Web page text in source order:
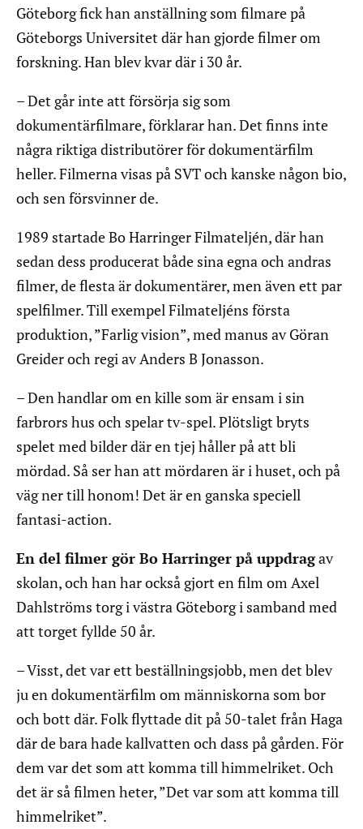
Göteborg fick han anställning som filmare på
Göteborgs Universitet där han gjorde filmer om
forskning. Han blev kvar där i 30 år.
– Det går inte att försörja sig som
dokumentärfilmare, förklarar han. Det finns inte
några riktiga distributörer för dokumentärfilm
heller. Filmerna visas på SVT och kanske någon bio,
och sen försvinner de.
1989 startade Bo Harringer Filmateljén, där han
sedan dess producerat både sina egna och andras
filmer, de flesta är dokumentärer, men även ett par
spelfilmer. Till exempel Filmateljéns första
produktion, ”Farlig vision”, med manus av Göran
Greider och regi av Anders B Jonasson.
– Den handlar om en kille som är ensam i sin
farbrors hus och spelar tv-spel. Plötsligt bryts
spelet med bilder där en tjej håller på att bli
mördad. Så ser han att mördaren är i huset, och på
väg ner till honom! Det är en ganska speciell
fantasi-action.
En del filmer gör Bo Harringer på uppdragav
skolan, och han har också gjort en film om Axel
Dahlströms torg i västra Göteborg i samband med
att torget fyllde 50 år.
– Visst, det var ett beställningsjobb, men det blev
ju en dokumentärfilm om människorna som bor
och bott där. Folk flyttade dit på 50-talet från Haga
där de bara hade kallvatten och dass på gården. För
dem var det som att komma till himmelriket. Och
det är så filmen heter, ”Det var som att komma till
himmelriket”.